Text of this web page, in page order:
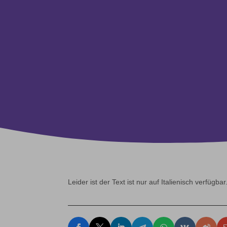
Leider ist der Text ist nur auf Italienisch